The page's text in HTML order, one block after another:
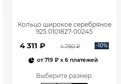
Кольцо широкое серебряное
925 0101827-00245
4 311 ₽ 4 790 ₽ -10%
от719 ₽ x 6 платежей
Выберите размер: